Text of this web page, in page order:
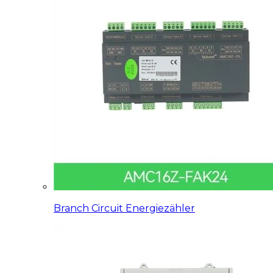
Branch Circuit Energiezähler